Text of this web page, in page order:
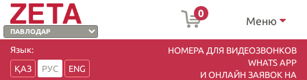
0
Меню
Язык:
ҚАЗ
РУС
ENG
НОМЕРА ДЛЯ ВИДЕОЗВОНКОВ
WHATS APP
И ОНЛАЙН ЗАЯВОК НА